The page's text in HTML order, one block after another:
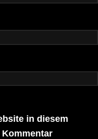
in diesem